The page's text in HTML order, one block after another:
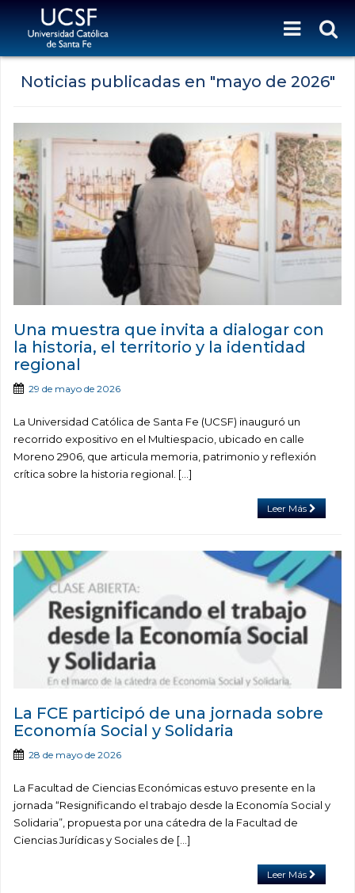
Noticias publicadas en "mayo de 2026"
Una muestra que invita a dialogar con
la historia, el territorio y la identidad
regional
29 de mayo de 2026
La Universidad Católica de Santa Fe (UCSF) inauguró un
recorrido expositivo en el Multiespacio, ubicado en calle
Moreno 2906, que articula memoria, patrimonio y reflexión
crítica sobre la historia regional. […]
Leer Más
La FCE participó de una jornada sobre
Economía Social y Solidaria
28 de mayo de 2026
La Facultad de Ciencias Económicas estuvo presente en la
jornada “Resignificando el trabajo desde la Economía Social y
Solidaria”, propuesta por una cátedra de la Facultad de
Ciencias Jurídicas y Sociales de […]
Leer Más